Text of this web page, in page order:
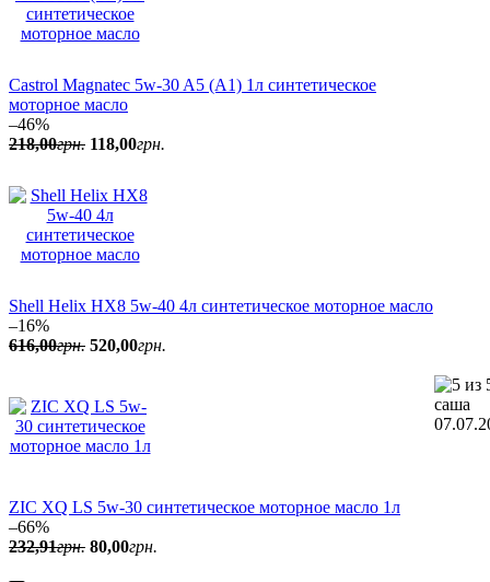
Castrol Magnatec 5w-30 A5 (А1) 1л синтетическое
моторное масло
–46%
218,00грн. 118,00грн.
Shell Helix HX8 5w-40 4л синтетическое моторное масло
–16%
616,00грн. 520,00грн.
ZIC XQ LS 5w-30 синтетическое моторное масло 1л
–66%
232,91грн. 80,00грн.
саша